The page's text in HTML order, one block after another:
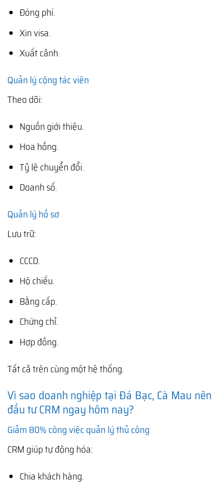
Đóng phí.
Xin visa.
Xuất cảnh.
Quản lý cộng tác viên
Theo dõi:
Nguồn giới thiệu.
Hoa hồng.
Tỷ lệ chuyển đổi.
Doanh số.
Quản lý hồ sơ
Lưu trữ:
CCCD.
Hộ chiếu.
Bằng cấp.
Chứng chỉ.
Hợp đồng.
Tất cả trên cùng một hệ thống.
Vì sao doanh nghiệp tại Đá Bạc, Cà Mau nên
đầu tư CRM ngay hôm nay?
Giảm 80% công việc quản lý thủ công
CRM giúp tự động hóa:
Chia khách hàng.